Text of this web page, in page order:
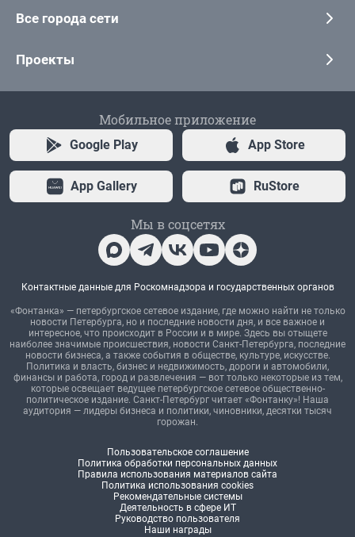
Все города сети
Проекты
Мобильное приложение
Google Play App Store
App Gallery RuStore
Мы в соцсетях
Контактные данные для Роскомнадзора и государственных органов
«Фонтанка» — петербургское сетевое издание, где можно найти не только
новости Петербурга, но и последние новости дня, и все важное и
интересное, что происходит в России и в мире. Здесь вы отыщете
наиболее значимые происшествия, новости Санкт-Петербурга, последние
новости бизнеса, а также события в обществе, культуре, искусстве.
Политика и власть, бизнес и недвижимость, дороги и автомобили,
финансы и работа, город и развлечения — вот только некоторые из тем,
которые освещает ведущее петербургское сетевое общественно-
политическое издание. Санкт-Петербург читает «Фонтанку»! Наша
аудитория — лидеры бизнеса и политики, чиновники, десятки тысяч
горожан.
Пользовательское соглашение
Политика обработки персональных данных
Правила использования материалов сайта
Политика использования cookies
Рекомендательные системы
Деятельность в сфере ИТ
Руководство пользователя
Наши награды